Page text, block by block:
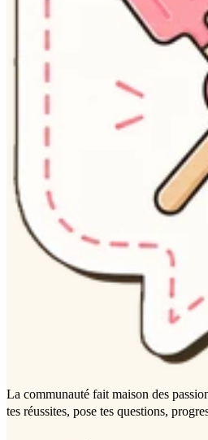
La communauté fait maison des
tes réussites, pose tes questions,